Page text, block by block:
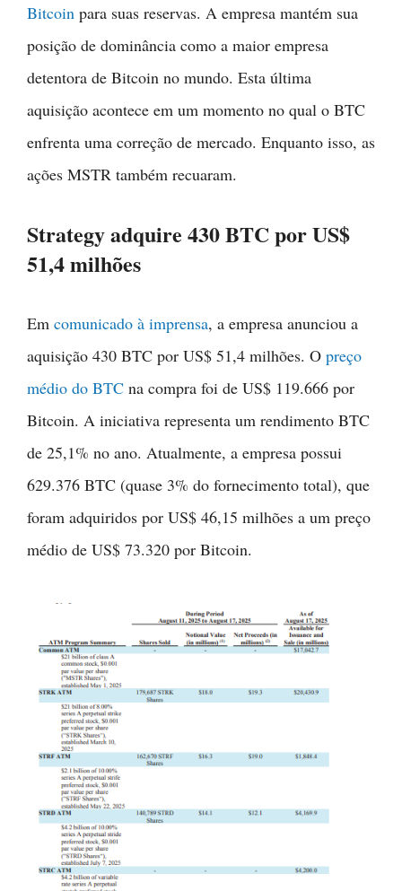
Bitcoin para suas reservas. A empresa mantém sua
posição de dominância como a maior empresa
detentora de Bitcoin no mundo. Esta última
aquisição acontece em um momento no qual o BTC
enfrenta uma correção de mercado. Enquanto isso, as
ações MSTR também recuaram.
Strategy adquire 430 BTC por US$
51,4 milhões
Em comunicado à imprensa, a empresa anunciou a
aquisição 430 BTC por US$ 51,4 milhões. O preço
médio do BTC na compra foi de US$ 119.666 por
Bitcoin. A iniciativa representa um rendimento BTC
de 25,1% no ano. Atualmente, a empresa possui
629.376 BTC (quase 3% do fornecimento total), que
foram adquiridos por US$ 46,15 milhões a um preço
médio de US$ 73.320 por Bitcoin.